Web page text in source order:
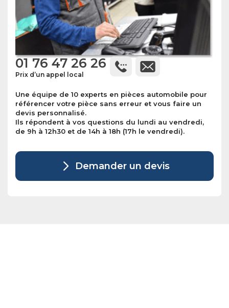
01 76 47 26 26
Prix d’un appel local
Une équipe de 10 experts en pièces automobile pour
référencer votre pièce sans erreur et vous faire un
devis personnalisé.
Ils répondent à vos questions du lundi au vendredi,
de 9h à 12h30 et de 14h à 18h (17h le vendredi).
Demander un devis